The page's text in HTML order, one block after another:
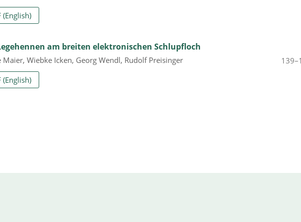
(English)
am breiten elektronischen Schlupfloch
Maier, Wiebke Icken, Georg Wendl, Rudolf Preisinger
(English)